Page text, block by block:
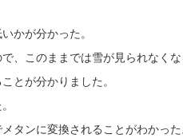
かが分かった。
、このままでは雪が見られなく
とが分かりました。
タンに変換されることがわかっ